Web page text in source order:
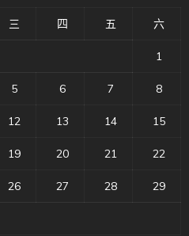
三 四 五 六
1
5 6 7 8
12 13 14 15
19 20 21 22
26 27 28 29